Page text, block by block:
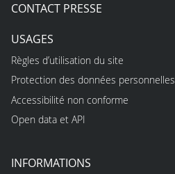
CONTACT PRESSE
USAGES
Règles d’utilisation du site
Protection des données personnelles
Accessibilité non conforme
Open data et API
INFORMATIONS